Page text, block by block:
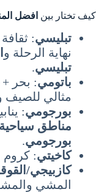
كيف تختار بين افضل
تبليسي:
نهاية الرحلة و
تبليسي.
باتومي: بحر
مثالي للصيف
بورجومي:
مناطق
بورجومي.
كاخيتي: كروم
كازبيجي/
المشي